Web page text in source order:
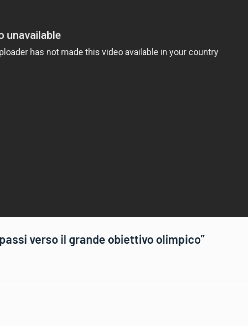
verso il grande obiettivo olimpico”